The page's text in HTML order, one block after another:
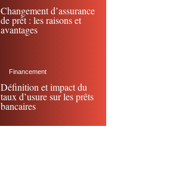
Changement d’assurance
de prêt : les raisons et
avantages
Financement
Définition et impact du
taux d’usure sur les prêts
bancaires